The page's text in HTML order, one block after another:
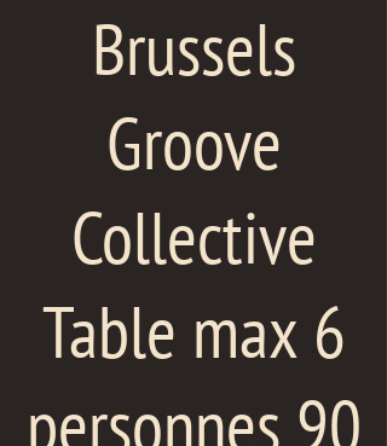
Brussels
Groove
Collective
Table max 6
personnes 90